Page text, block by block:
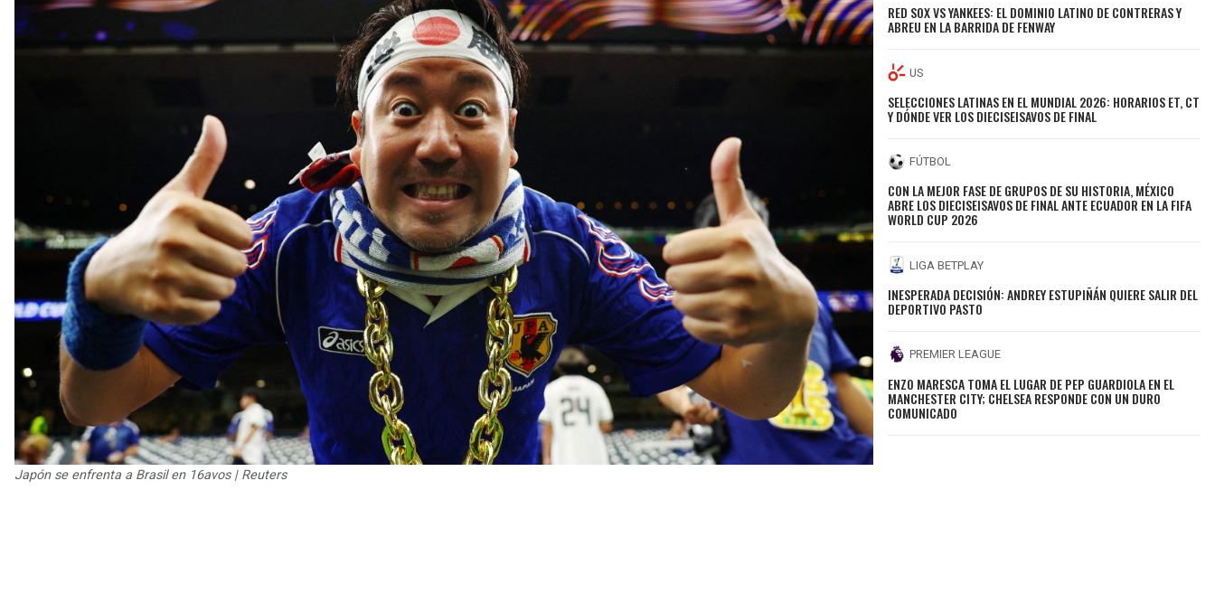
Japón se enfrenta a Brasil en 16avos | Reuters
RED SOX VS YANKEES: EL DOMINIO LATINO DE CONTRERAS Y
ABREU EN LA BARRIDA DE FENWAY
US
SELECCIONES LATINAS EN EL MUNDIAL 2026: HORARIOS ET, CT
Y DÓNDE VER LOS DIECISEISAVOS DE FINAL
FÚTBOL
CON LA MEJOR FASE DE GRUPOS DE SU HISTORIA, MÉXICO
ABRE LOS DIECISEISAVOS DE FINAL ANTE ECUADOR EN LA FIFA
WORLD CUP 2026
LIGA BETPLAY
INESPERADA DECISIÓN: ANDREY ESTUPIÑÁN QUIERE SALIR DEL
DEPORTIVO PASTO
PREMIER LEAGUE
ENZO MARESCA TOMA EL LUGAR DE PEP GUARDIOLA EN EL
MANCHESTER CITY; CHELSEA RESPONDE CON UN DURO
COMUNICADO